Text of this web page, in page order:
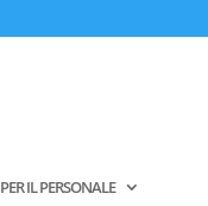
PER IL PERSONALE